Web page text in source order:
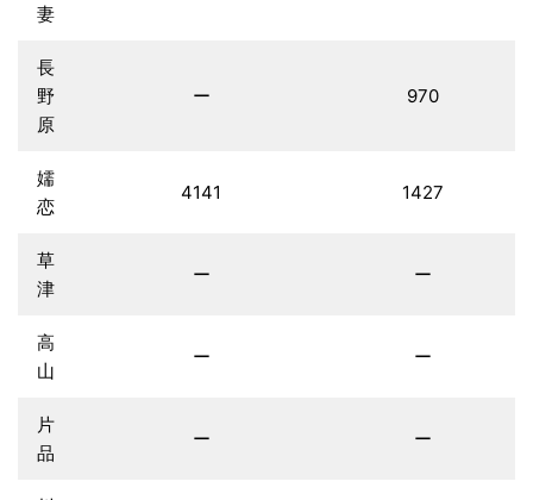
妻
長
野
原
ー 970
嬬
恋
4141 1427
草
津
ー ー
高
山
ー ー
片
品
ー ー